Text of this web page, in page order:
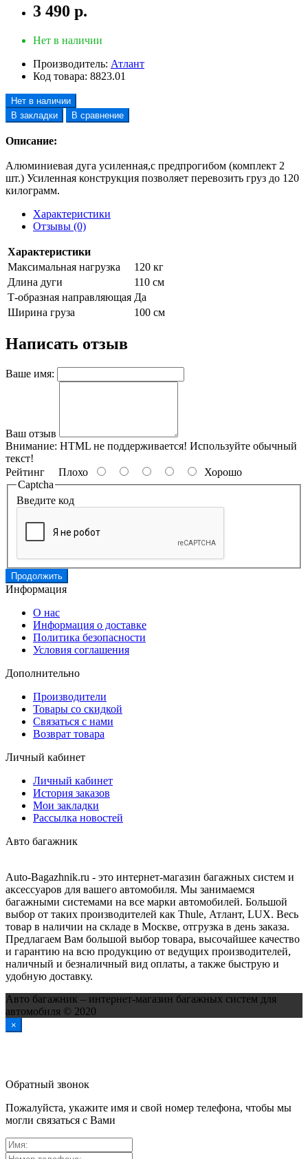
3 490 р.
Нет в наличии
Производитель: Атлант
Код товара: 8823.01
Нет в наличии
В закладки
В сравнение
Описание:
Алюминиевая дуга усиленная,с предпрогибом (комплект 2
шт.) Усиленная конструкция позволяет перевозить груз до 120
килограмм.
Характеристики
Отзывы (0)
Характеристики
Максимальная нагрузка
120 кг
Длина дуги
110 см
Т-образная направляющая Да
Ширина груза
100 см
Написать отзыв
Ваше имя:
Ваш отзыв
Внимание: HTML не поддерживается! Используйте обычный
текст!
Рейтинг Плохо
Хорошо
Captcha
Введите код
Продолжить
Информация
О нас
Информация о доставке
Политика безопасности
Условия соглашения
Дополнительно
Производители
Товары со скидкой
Связаться с нами
Возврат товара
Личный кабинет
Личный кабинет
История заказов
Мои закладки
Рассылка новостей
Авто багажник
Auto-Bagazhnik.ru - это интернет-магазин багажных систем и
аксессуаров для вашего автомобиля. Мы занимаемся
багажными системами на все марки автомобилей. Большой
выбор от таких производителей как Thule, Атлант, LUX. Весь
товар в наличии на складе в Москве, отгрузка в день заказа.
Предлагаем Вам большой выбор товара, высочайшее качество
и гарантию на всю продукцию от ведущих производителей,
наличный и безналичный вид оплаты, а также быструю и
удобную доставку.
Авто багажник – интернет-магазин багажных систем для
автомобиля © 2020
×
Обратный звонок
Пожалуйста, укажите имя и свой номер телефона, чтобы мы
могли связаться с Вами